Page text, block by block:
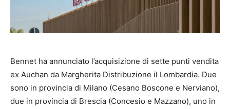
Bennet ha annunciato l’acquisizione di sette punti vendita
ex Auchan da Margherita Distribuzione il Lombardia. Due
sono in provincia di Milano (Cesano Boscone e Nerviano),
due in provincia di Brescia (Concesio e Mazzano), uno in